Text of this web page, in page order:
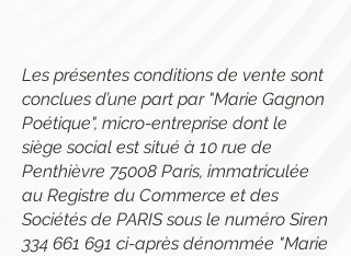
Les présentes conditions de vente sont
conclues d’une part par "Marie Gagnon
Poétique", micro-entreprise dont le
siège social est situé à 10 rue de
Penthièvre 75008 Paris, immatriculée
au Registre du Commerce et des
Sociétés de PARIS sous le numéro Siren
334 661 691 ci-après dénommée "Marie